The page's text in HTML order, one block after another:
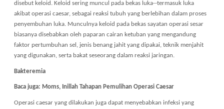
disebut keloid. Keloid sering muncul pada bekas luka--termasuk luka
akibat operasi caesar, sebagai reaksi tubuh yang berlebihan dalam proses
penyembuhan luka. Munculnya keloid pada bekas sayatan operasi sesar
biasanya disebabkan oleh paparan cairan ketuban yang mengandung
faktor pertumbuhan sel, jenis benang jahit yang dipakai, teknik menjahit
yang digunakan, serta bakat seseorang dalam reaksi jaringan.
Bakteremia
Baca juga: Moms, Inillah Tahapan Pemulihan Operasi Caesar
Operasi caesar yang dilakukan juga dapat menyebabkan infeksi yang